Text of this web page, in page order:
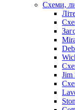
Схеми,
Jim